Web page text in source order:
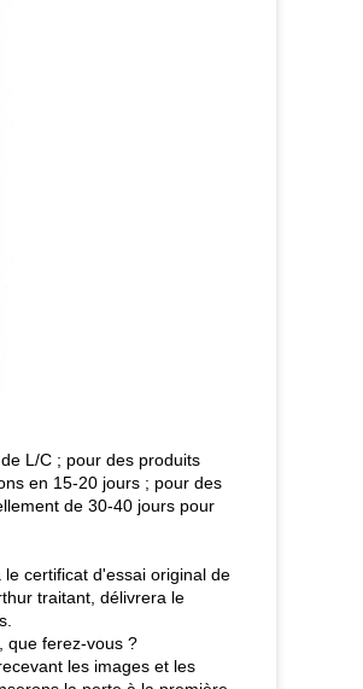
L/C ; pour des produits
en 15-20 jours ; pour des
de 30-40 jours pour
certificat d'essai original de
traitant, délivrera le
que ferez-vous ?
les images et les